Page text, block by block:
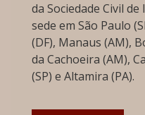
da Sociedade Civil
sede em São Paulo
(DF), Manaus (AM),
da Cachoeira (AM),
(SP) e Altamira (PA).